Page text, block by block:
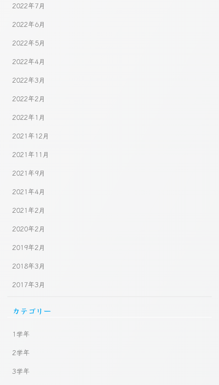
2022年7月
2022年6月
2022年5月
2022年4月
2022年3月
2022年2月
2022年1月
2021年12月
2021年11月
2021年9月
2021年4月
2021年2月
2020年2月
2019年2月
2018年3月
2017年3月
カテゴリー
1学年
2学年
3学年